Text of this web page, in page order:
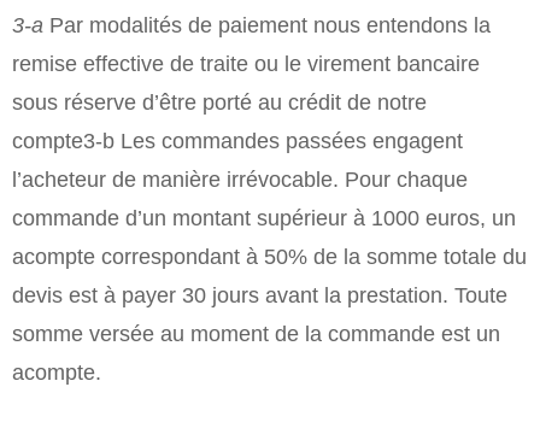
3-­a Par modalités de paiement nous entendons la
remise effective de traite ou le virement bancaire
sous réserve d’être porté au crédit de notre
compte3-­b Les commandes passées engagent
l’acheteur de manière irrévocable. Pour chaque
commande d’un montant supérieur à 1000 euros, un
acompte correspondant à 50% de la somme totale du
devis est à payer 30 jours avant la prestation. Toute
somme versée au moment de la commande est un
acompte.